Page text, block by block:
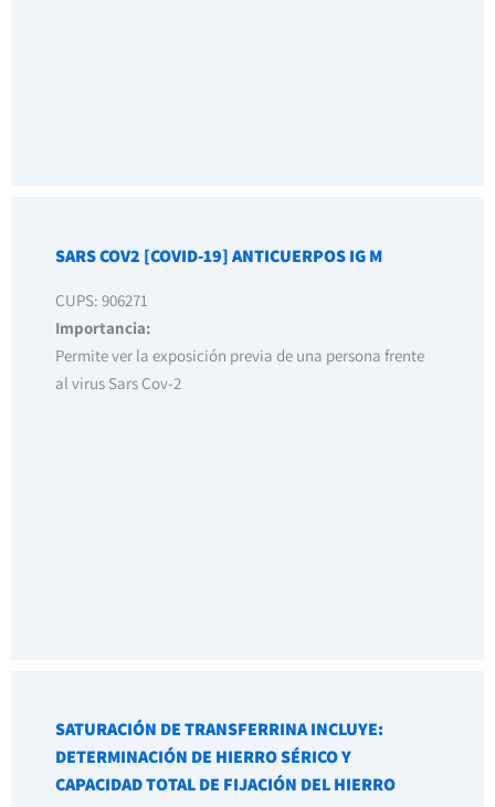
SARS COV2 [COVID-19] ANTICUERPOS IG M
CUPS: 906271
Importancia:
Permite ver la exposición previa de una persona frente
al virus Sars Cov-2
SATURACIÓN DE TRANSFERRINA INCLUYE:
DETERMINACIÓN DE HIERRO SÉRICO Y
CAPACIDAD TOTAL DE FIJACIÓN DEL HIERRO